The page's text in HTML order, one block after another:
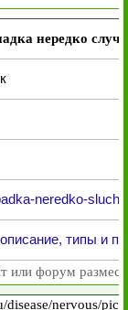
нередко
neredko-
типы и
или форум